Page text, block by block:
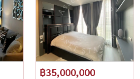
฿35,000,000